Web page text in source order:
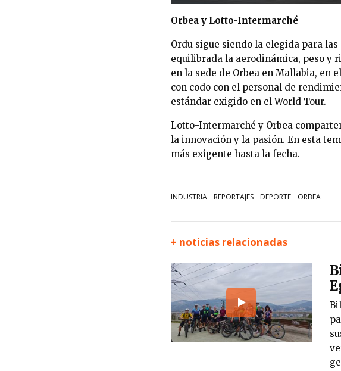
Orbea y Lotto-Intermarché
Ordu sigue siendo la elegida para
equilibrada la aerodinámica, peso y
en la sede de Orbea en Mallabia, en
con codo con el personal de
estándar exigido en el World Tour.
Lotto-Intermarché y Orbea
la innovación y la pasión. En esta
más exigente hasta la fecha.
INDUSTRIA REPORTAJES DEPORTE ORBEA
+ noticias relacionadas